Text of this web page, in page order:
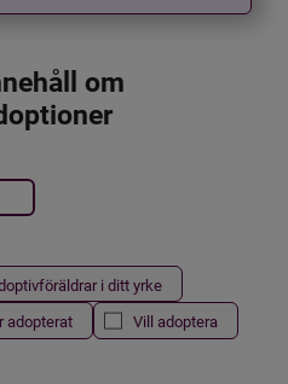
om
automatiskt
i ditt yrke
adopterat Vill adoptera